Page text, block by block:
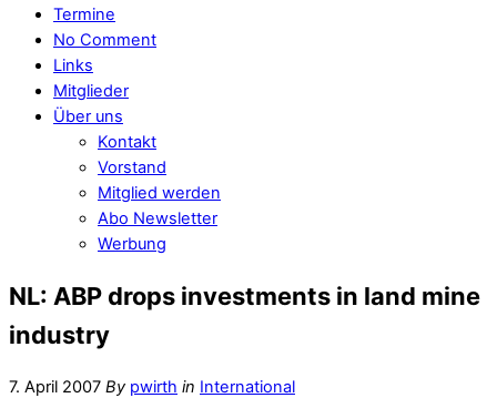
Termine
No Comment
Links
Mitglieder
Über uns
Kontakt
Vorstand
Mitglied werden
Abo Newsletter
Werbung
NL: ABP drops investments in land mine
industry
7. April 2007 By pwirth in International